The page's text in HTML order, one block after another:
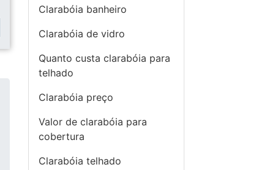
Clarabóia banheiro
Clarabóia de vidro
Quanto custa clarabóia para
telhado
Clarabóia preço
Valor de clarabóia para
cobertura
Clarabóia telhado